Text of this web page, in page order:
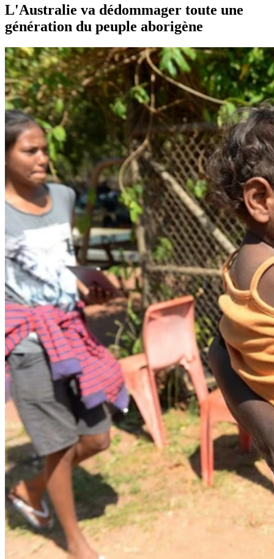
L'Australie va dédommager toute une
génération du peuple aborigène